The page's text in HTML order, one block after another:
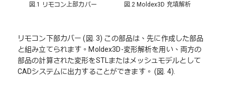
図.1 リモコン上部カバー 図.2 Moldex3D 充填解析
リモコン下部カバー (図. 3) この部品は、先に作成した部品
と組み立てられます。Moldex3D-変形解析を用い、両方の
部品の計算された変形をSTLまたはメッシュモデルとして
CADシステムに出力することができます。 (図. 4).